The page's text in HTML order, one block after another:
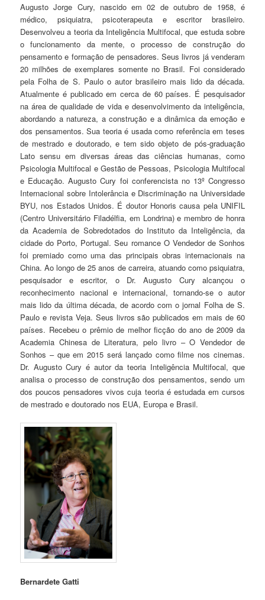
Augusto Jorge Cury, nascido em 02 de outubro de 1958, é
médico, psiquiatra, psicoterapeuta e escritor brasileiro.
Desenvolveu a teoria da Inteligência Multifocal, que estuda sobre
o funcionamento da mente, o processo de construção do
pensamento e formação de pensadores. Seus livros já venderam
20 milhões de exemplares somente no Brasil. Foi considerado
pela Folha de S. Paulo o autor brasileiro mais lido da década.
Atualmente é publicado em cerca de 60 países. É pesquisador
na área de qualidade de vida e desenvolvimento da inteligência,
abordando a natureza, a construção e a dinâmica da emoção e
dos pensamentos. Sua teoria é usada como referência em teses
de mestrado e doutorado, e tem sido objeto de pós-graduação
Lato sensu em diversas áreas das ciências humanas, como
Psicologia Multifocal e Gestão de Pessoas, Psicologia Multifocal
e Educação. Augusto Cury foi conferencista no 13º Congresso
Internacional sobre Intolerância e Discriminação na Universidade
BYU, nos Estados Unidos. É doutor Honoris causa pela UNIFIL
(Centro Universitário Filadélfia, em Londrina) e membro de honra
da Academia de Sobredotados do Instituto da Inteligência, da
cidade do Porto, Portugal. Seu romance O Vendedor de Sonhos
foi premiado como uma das principais obras internacionais na
China. Ao longo de 25 anos de carreira, atuando como psiquiatra,
pesquisador e escritor, o Dr. Augusto Cury alcançou o
reconhecimento nacional e internacional, tornando-se o autor
mais lido da última década, de acordo com o jornal Folha de S.
Paulo e revista Veja. Seus livros são publicados em mais de 60
países. Recebeu o prêmio de melhor ficção do ano de 2009 da
Academia Chinesa de Literatura, pelo livro – O Vendedor de
Sonhos – que em 2015 será lançado como filme nos cinemas.
Dr. Augusto Cury é autor da teoria Inteligência Multifocal, que
analisa o processo de construção dos pensamentos, sendo um
dos poucos pensadores vivos cuja teoria é estudada em cursos
de mestrado e doutorado nos EUA, Europa e Brasil.
Bernardete Gatti